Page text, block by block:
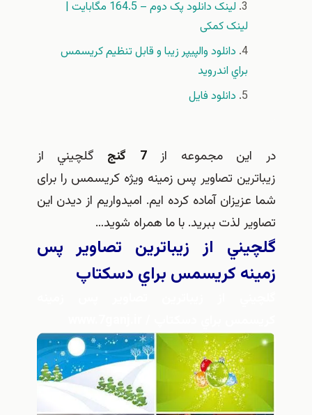
لینک دانلود پک دوم – 164.5 مگابایت |
لینک کمکی
دانلود والپیپر زیبا و قابل تنظیم کریسمس
براي اندرويد
دانلود فایل
در اين مجموعه از7 گنج
گلچيني از
زيباترين تصاویر پس زمینه ویژه کریسمس را برای
شما عزیزان آماده کرده ایم. امیدواریم از دیدن این
تصاویر لذت ببرید. با ما همراه شويد…
گلچيني از زيباترين تصاوير پس
زمينه كريسمس براي دسكتاپ